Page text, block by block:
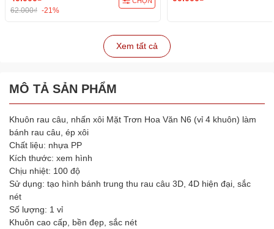
62.000₫ -21%
Xem tất cả
MÔ TẢ SẢN PHẨM
Khuôn rau câu, nhấn xôi Mặt Trơn Hoa Văn N6 (vỉ 4 khuôn) làm
bánh rau câu, ép xôi
Chất liệu: nhựa PP
Kích thước: xem hình
Chịu nhiệt: 100 độ
Sử dụng: tạo hình bánh trung thu rau câu 3D, 4D hiện đại, sắc
nét
Số lượng: 1 vỉ
Khuôn cao cấp, bền đẹp, sắc nét